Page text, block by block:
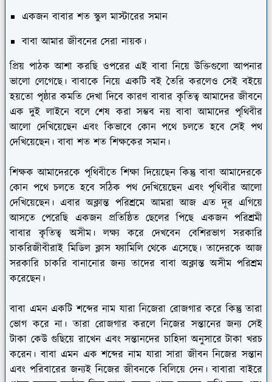
একজন বাবার শত স্কুল মাস্টারের সমান
বাবা আমার জীবনের সেরা নায়ক।
প্রিয় পাঠক আশা করছি ওপরের এই বাবা নিয়ে উক্তিগুলো আপনার
ভালো লেগেছে। বাবাকে নিয়ে একটি বই তৈরি করলেও সেই বইয়ে
হয়তো পৃষ্ঠার কমতি দেখা দিবে কারণ বাবার কৃতিত্ব আমাদের জীবনে
এক দুই লাইনে বলে শেষ করা সম্ভব নয় বাবা আমাদের পৃথিবীর
আলো দেখিয়েছেন এবং কিভাবে কোন পথে চলতে হবে সেই পথ
দেখিয়েছেন। বাবা শত শত শিক্ষকের সমান।
শিক্ষক আমাদেরকে পৃথিবীতে শিক্ষা দিয়েছেন কিন্তু বাবা আমাদেরকে
কোন পথে চলতে হবে সঠিক পথ দেখিয়েছেন এবং পৃথিবীর আলো
দেখিয়েছেন। এবার অক্লান্ত পরিশ্রমে আমরা আজ এত দূর এগিয়ে
আসতে পেরেছি একজন প্রতিষ্ঠিত ছেলের পিছে একজন পরিশ্রমী
বাবার কৃতিত্ব অসীম। লক্ষ্য করে দেখবেন বেশিরভাগ সরকারি
চাকরিজীবীরাই মিডিল ক্লাস ফ্যামিলি থেকে এসেছে। তাদেরকে আজ
সরকারি চাকরি বানানোর জন্য তাদের বাবা অক্লান্ত অসীম পরিশ্রম
করেছেন।
বাবা এমন একটি শব্দের নাম যারা নিজেরা রোজগার করে কিন্তু তারা
ভোগ করে না। তারা রোজগার করলে নিজের সন্তানের জন্য সেই
টাকা কেউ গুছিয়ে রাখেন এবং সন্তানদের চাহিদা অনুসারে টাকা খরচ
করেন। বাবা এমন এক শব্দের নাম যারা সারা জীবন নিজের সন্তান
এবং পরিবারের জন্যই নিজের জীবনকে বিলিয়ে দেন। বাবারা বাইরে